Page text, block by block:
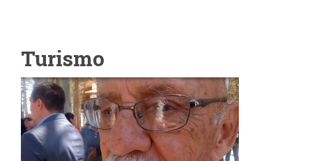
Turismo